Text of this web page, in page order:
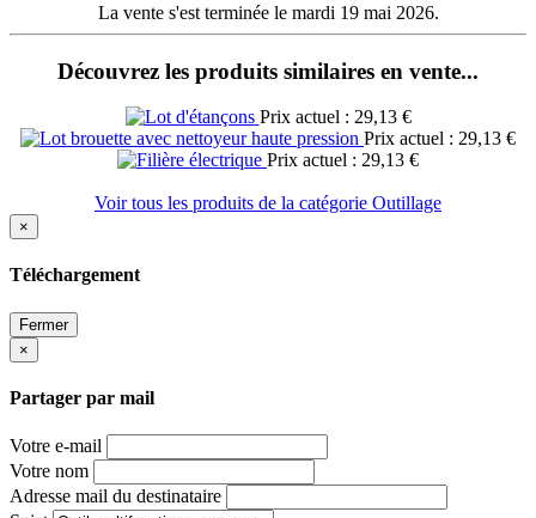
La vente s'est terminée le mardi 19 mai 2026.
Découvrez les produits similaires en vente...
Prix actuel : 29,13 €
Prix actuel : 29,13 €
Prix actuel : 29,13 €
Voir tous les produits de la catégorie Outillage
×
Téléchargement
Fermer
×
Partager par mail
Votre e-mail
Votre nom
Adresse mail du destinataire